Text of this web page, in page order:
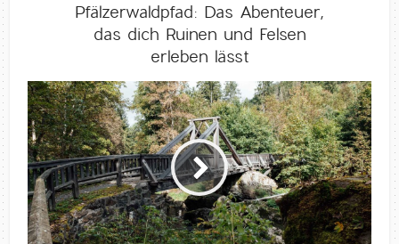
Pfälzerwaldpfad: Das Abenteuer,
das dich Ruinen und Felsen
erleben lässt